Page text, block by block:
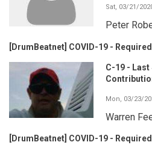
Sat, 03/21/
Peter
[DrumBeatnet] COVID-19 -
C-19 -
Mon, 03/23/
Warren
[DrumBeatnet] COVID-19 -